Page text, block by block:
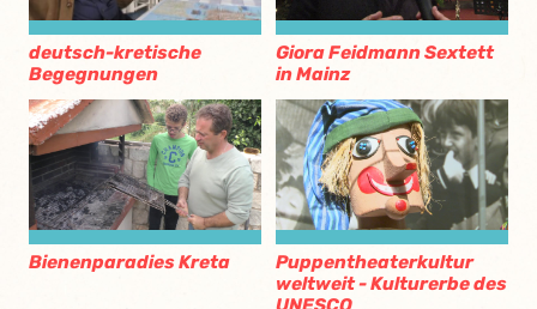
deutsch-kretische
Begegnungen
Giora Feidmann Sextett
in Mainz
Bienenparadies Kreta
Puppentheaterkultur
weltweit - Kulturerbe des